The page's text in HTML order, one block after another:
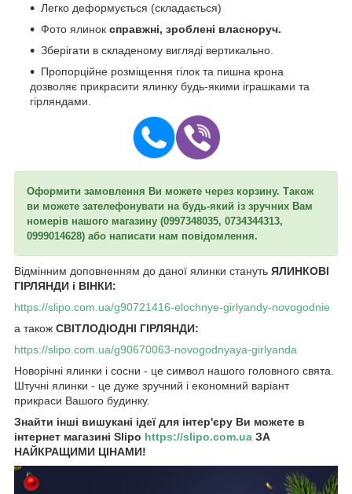
Легко деформується (складається)
Фото ялинок справжні, зроблені власноруч.
Зберігати в складеному вигляді вертикально.
Пропорційне розміщення гілок та пишна крона
дозволяє прикрасити ялинку будь-якими іграшками та
гірляндами.
Оформити замовлення Ви можете через корзину. Також
ви можете зателефонувати на будь-який із зручних Вам
номерів нашого магазину (0997348035, 0734344313,
0999014628) або написати нам повідомлення.
Відмінним доповненням до даної ялинки стануть ЯЛИНКОВІ
ГІРЛЯНДИ і ВІНКИ:
https://slipo.com.ua/g90721416-elochnye-girlyandy-novogodnie
а також СВІТЛОДІОДНІ ГІРЛЯНДИ:
https://slipo.com.ua/g90670063-novogodnyaya-girlyanda
Новорічні ялинки і сосни - це символ нашого головного свята.
Штучні ялинки - це дуже зручний і економний варіант
прикраси Вашого будинку.
Знайти інші вишукані ідеї для інтер'єру Ви можете в
інтернет магазині Slipo https://slipo.com.ua ЗА
НАЙКРАЩИМИ ЦІНАМИ!